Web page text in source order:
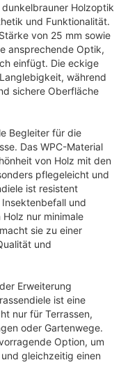
dunkelbrauner Holzoptik
und Funktionalität.
von 25 mm sowie
ansprechende Optik,
einfügt. Die eckige
während
sichere Oberfläche
Begleiter für die
Das WPC-Material
von Holz mit den
pflegeleicht und
ist resistent
und
nur minimale
sie zu einer
und
Erweiterung
ist eine
nur für Terrassen,
oder Gartenwege.
Option, um
gleichzeitig einen